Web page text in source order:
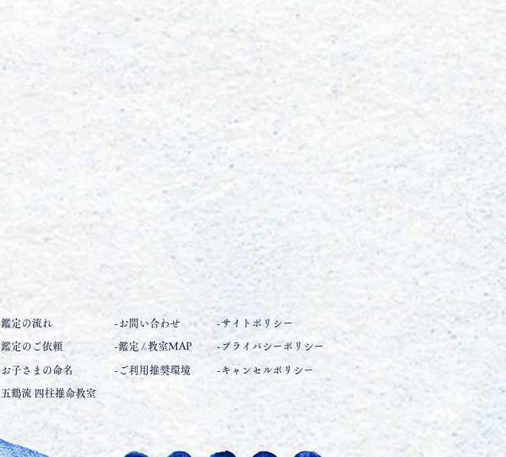
定の流れ
定のご依頼
子さまの命名
-お問い合わせ -サイトポリシー
-鑑定 / 教室MAP -プライバシーポリシー
-ご利用推奨環境 -キャンセルポリシー
鶴流 四柱推命教室